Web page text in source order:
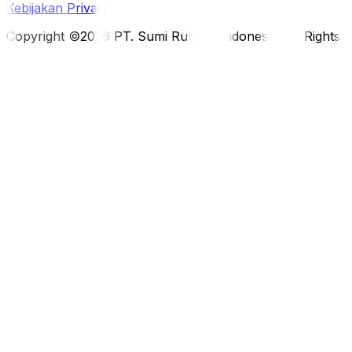
Kebijakan Privasi
Copyright ©2026 PT. Sumi Rubber Indonesia. All Rights